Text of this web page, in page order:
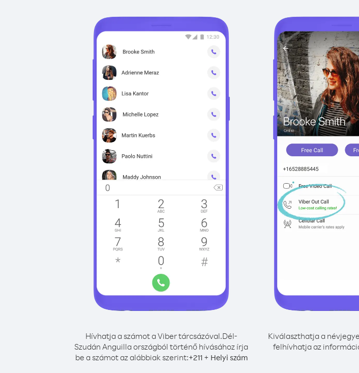
Hívhatja a számot a Viber tárcsázóval.Dél-
Szudán Anguilla országból történő hívásához írja
be a számot az alábbiak szerint:+211+ Helyi szám
Kiválaszthatja a
felhívhatja az